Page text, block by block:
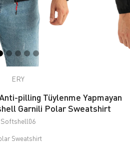
ERY
pilling Tüylenme Yapmayan
Garnili Polar Sweatshirt
Softshell06
Sweatshirt